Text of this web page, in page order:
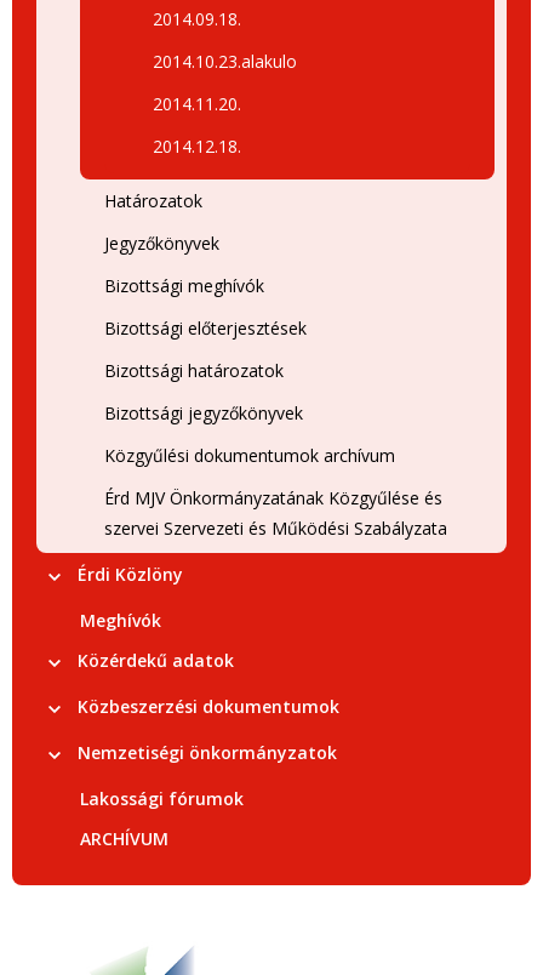
2014.09.18.
2014.10.23.alakulo
2014.11.20.
2014.12.18.
Határozatok
Jegyzőkönyvek
Bizottsági meghívók
Bizottsági előterjesztések
Bizottsági határozatok
Bizottsági jegyzőkönyvek
Közgyűlési dokumentumok archívum
Érd MJV Önkormányzatának Közgyűlése és
szervei Szervezeti és Működési Szabályzata
Érdi Közlöny
Meghívók
Közérdekű adatok
Közbeszerzési dokumentumok
Nemzetiségi önkormányzatok
Lakossági fórumok
ARCHÍVUM